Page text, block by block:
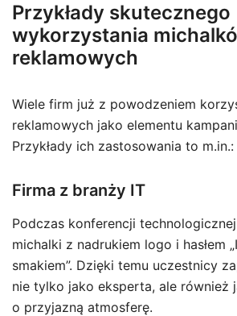
Przykłady skutecznego
wykorzystania
reklamowych
Wiele firm już z powodzeniem
reklamowych jako elementu
Przykłady ich zastosowania to m.in.:
Firma z branży IT
Podczas konferencji technologicznej
michalki z nadrukiem logo i hasłem
smakiem”. Dzięki temu uczestnicy
nie tylko jako eksperta, ale również
o przyjazną atmosferę.